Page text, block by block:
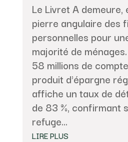
Le Livret A demeure,
pierre angulaire des
personnelles pour
majorité de
58 millions de
produit d'épargne
affiche un taux de
de 83 %, confirmant
refuge...
LIRE PLUS